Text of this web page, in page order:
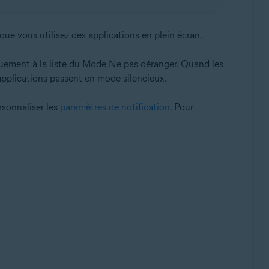
vous utilisez des applications en plein écran.
à la liste du Mode Ne pas déranger. Quand les
passent en mode silencieux.
les paramètres de notification. Pour